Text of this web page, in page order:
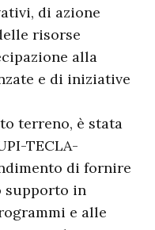
di azione
risorse
alla
e di iniziative
terreno, è stata
TECLA-
di fornire
supporto in
e alle